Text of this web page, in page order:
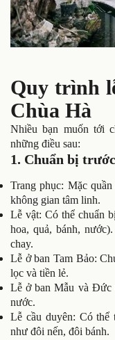
Quy trình
Chùa Hà
Nhiều bạn muốn tới
những điều sau:
1. Chuẩn bị
Trang phục: Mặc
không gian tâm linh.
Lễ vật: Có thể chuẩn
hoa, quả, bánh,
chay.
Lễ ở ban Tam Bảo:
lọc và tiền lẻ.
Lễ ở ban Mẫu và Đức
nước.
Lễ cầu duyên: Có thể
như đôi nến, đôi bánh.